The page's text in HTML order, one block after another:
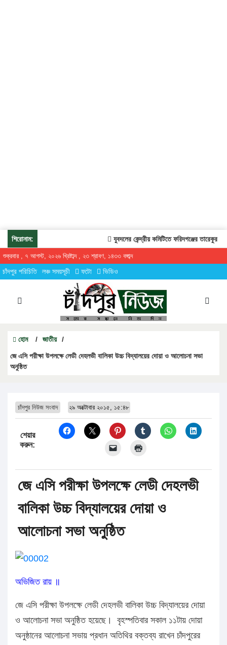
শিরোনাম: যুবদলের কেন্দ্রীয় কমিটিতে ফরিদগঞ্জের তারেকুর রহমান
শুক্রবার , ৭ আগস্ট, ২০২৬ খ্রিষ্টাব্দ , ২৩ শ্রাবণ, ১৪৩৩ বঙ্গাব্দ
চাঁদপুর পরিচিতি লঞ্চ সময়সূচী ফটো ভিডিও
হোম / জাতীয় /
জে এসি পরীক্ষা উপলক্ষে লেডী দেহলভী বালিকা উচ্চ বিদ্যালয়ের দোয়া ও আলোচনা সভা
অনুষ্ঠিত
চাঁদপুর নিউজ সংবাদ ২৯ অক্টোবার ২০১৫, ১৫:৪৮
শেয়ার
করুন:
জে এসি পরীক্ষা উপলক্ষে লেডী দেহলভী
বালিকা উচ্চ বিদ্যালয়ের দোয়া ও
আলোচনা সভা অনুষ্ঠিত
অভিজিত রায় ॥
জে এসি পরীক্ষা উপলক্ষে লেডী দেহলভী বালিকা উচ্চ বিদ্যালয়ের দোয়া
ও আলোচনা সভা অনুষ্ঠিত হয়েছে। বৃহস্পতিবার সকাল ১১টায় দোয়া
অনুষ্ঠানের আলোচনা সভায় প্রধান অতিথির বক্তব্য রাখেন চাঁদপুরের